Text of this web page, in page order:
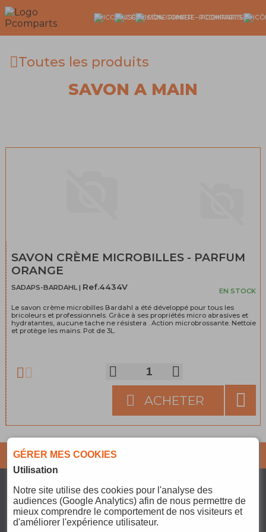
Toutes les produits
SAVON A MAIN
SAVON CRÈME MICROBILLES - PARFUM
ORANGE
SADAPS-BARDAHL | Ref.4434V EN STOCK
Le savon crème microbilles Bardahl a été développé pour tous les
bricoleurs et professionnels. Grâce à ses propriétés micro abrasives et
hydratantes, aucune tache ne résistera . Action microbrossante. Nettoie
et protège les mains. Pot de 3L.
ACHETER
Abonnez-vous pour ne
rater aucune info !
CONTACT@PCOMPARTS.FR SERVICES
GÉRER MES COOKIES
Utilisation
Notre site utilise des cookies pour l'analyse des
audiences (Google Analytics) afin de nous permettre de
mieux comprendre le comportement de nos visiteurs et
d'améliorer l'expérience utilisateur.